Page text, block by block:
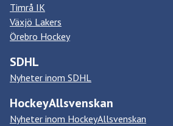
Timrå IK
Växjö Lakers
Örebro Hockey
SDHL
Nyheter inom SDHL
HockeyAllsvenskan
Nyheter inom HockeyAllsvenskan